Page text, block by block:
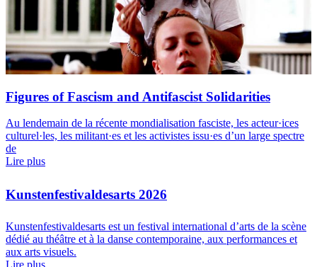
Figures of Fascism and Antifascist Solidarities
Au lendemain de la récente mondialisation fasciste, les acteur·ices
culturel·les, les militant·es et les activistes issu·es d’un large spectre
de
Lire plus
Kunstenfestivaldesarts 2026
Kunstenfestivaldesarts est un festival international d’arts de la scène
dédié au théâtre et à la danse contemporaine, aux performances et
aux arts visuels.